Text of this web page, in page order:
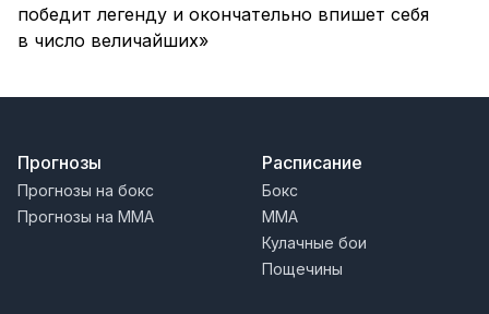
победит легенду и окончательно впишет себя
в число величайших»
Прогнозы
Прогнозы на бокс
Прогнозы на MMA
Расписание
Бокс
MMA
Кулачные бои
Пощечины